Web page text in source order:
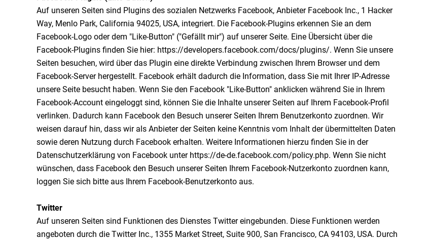
Auf unseren Seiten sind Plugins des sozialen Netzwerks Facebook, Anbieter Facebook Inc., 1 Hacker
Way, Menlo Park, California 94025, USA, integriert. Die Facebook-Plugins erkennen Sie an dem
Facebook-Logo oder dem "Like-Button" ("Gefällt mir") auf unserer Seite. Eine Übersicht über die
Facebook-Plugins finden Sie hier: https://developers.facebook.com/docs/plugins/. Wenn Sie unsere
Seiten besuchen, wird über das Plugin eine direkte Verbindung zwischen Ihrem Browser und dem
Facebook-Server hergestellt. Facebook erhält dadurch die Information, dass Sie mit Ihrer IP-Adresse
unsere Seite besucht haben. Wenn Sie den Facebook "Like-Button" anklicken während Sie in Ihrem
Facebook-Account eingeloggt sind, können Sie die Inhalte unserer Seiten auf Ihrem Facebook-Profil
verlinken. Dadurch kann Facebook den Besuch unserer Seiten Ihrem Benutzerkonto zuordnen. Wir
weisen darauf hin, dass wir als Anbieter der Seiten keine Kenntnis vom Inhalt der übermittelten Daten
sowie deren Nutzung durch Facebook erhalten. Weitere Informationen hierzu finden Sie in der
Datenschutzerklärung von Facebook unter https://de-de.facebook.com/policy.php. Wenn Sie nicht
wünschen, dass Facebook den Besuch unserer Seiten Ihrem Facebook-Nutzerkonto zuordnen kann,
loggen Sie sich bitte aus Ihrem Facebook-Benutzerkonto aus.
Twitter
Auf unseren Seiten sind Funktionen des Dienstes Twitter eingebunden. Diese Funktionen werden
angeboten durch die Twitter Inc., 1355 Market Street, Suite 900, San Francisco, CA 94103, USA. Durch